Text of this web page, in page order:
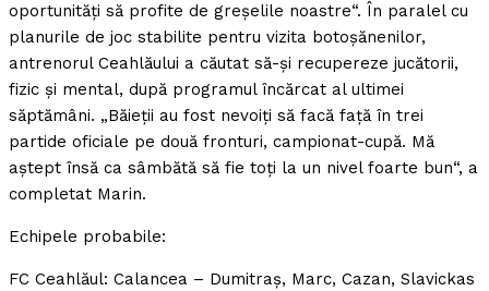
oportunităţi să profite de greşelile noastre“. În paralel cu
planurile de joc stabilite pentru vizita botoşănenilor,
antrenorul Ceahlăului a căutat să-şi recupereze jucătorii,
fizic şi mental, după programul încărcat al ultimei
săptămâni. „Băieţii au fost nevoiţi să facă faţă în trei
partide oficiale pe două fronturi, campionat-cupă. Mă
aştept însă ca sâmbătă să fie toţi la un nivel foarte bun“, a
completat Marin.
Echipele probabile:
FC Ceahlăul: Calancea – Dumitraş, Marc, Cazan, Slavickas